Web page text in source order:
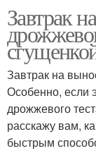
Завтрак
Завтрак на
Особенно, если
дрожжевого
расскажу вам,
быстрым